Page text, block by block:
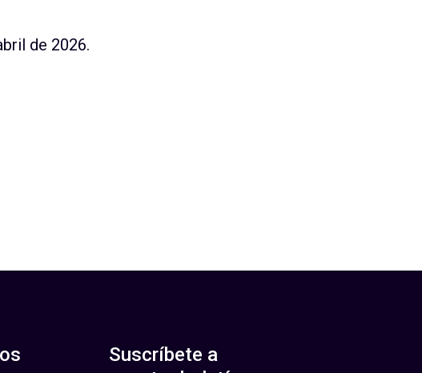
de 2026.
Suscríbete a